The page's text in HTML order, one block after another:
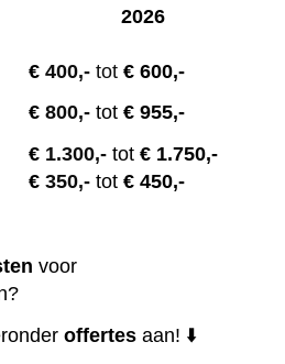
2026
€ 400,- tot € 600,-
€ 800,- tot € 955,-
€ 1.300,- tot € 1.750,-
€ 350,- tot € 450,-
voor
offertes aan! ⬇️